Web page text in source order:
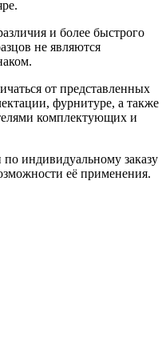
и более быстрого
не являются
от представленных
фурнитуре, а также
комплектующих и
индивидуальному заказу
её применения.